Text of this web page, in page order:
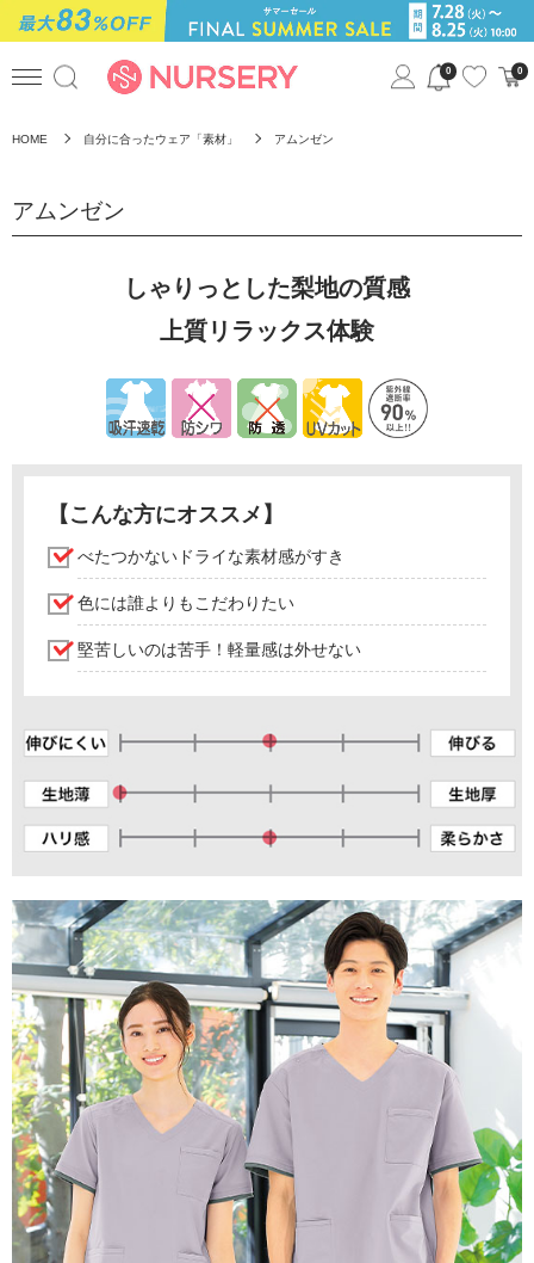
0 0
HOME 自分に合ったウェア「素材」 アムンゼン
アムンゼン
しゃりっとした梨地の質感
上質リラックス体験
【こんな方にオススメ】
べたつかないドライな素材感がすき
色には誰よりもこだわりたい
堅苦しいのは苦手！軽量感は外せない